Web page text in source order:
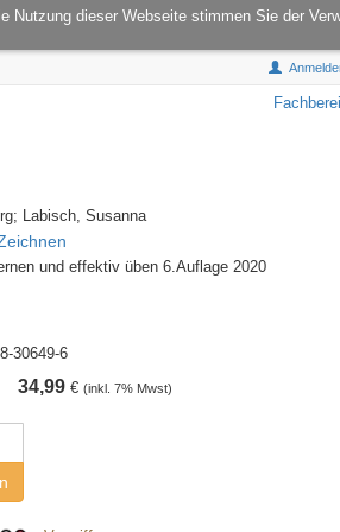
Nutzung dieser Webseite stimmen Sie der
E-Mail:info@tu-books.de
Labisch, Susanna
und effektiv üben 6.Auflage 2020
30649-6
34,99€ (inkl. 7% Mwst)